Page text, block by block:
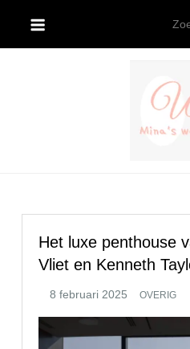
de
naar:
Het luxe penthouse
Vliet en Kenneth
OVERIG